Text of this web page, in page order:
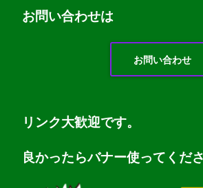
お問い合わせは
お問い合わせ
リンク大歓迎です。
良かったらバナー使ってくだ